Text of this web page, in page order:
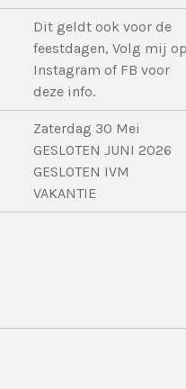
Dit geldt ook voor de
feestdagen, Volg mij op
Instagram of FB voor
deze info.
Zaterdag 30 Mei
GESLOTEN JUNI 2026
GESLOTEN IVM
VAKANTIE